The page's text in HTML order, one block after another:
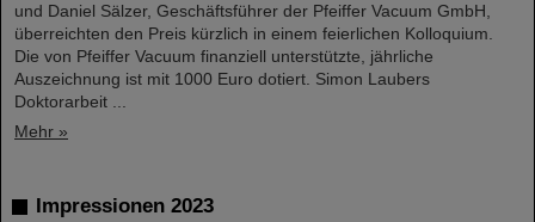
und Daniel Sälzer, Geschäftsführer der Pfeiffer Vacuum GmbH,
überreichten den Preis kürzlich in einem feierlichen Kolloquium.
Die von Pfeiffer Vacuum finanziell unterstützte, jährliche
Auszeichnung ist mit 1000 Euro dotiert. Simon Laubers
Doktorarbeit ...
Mehr »
Impressionen 2023